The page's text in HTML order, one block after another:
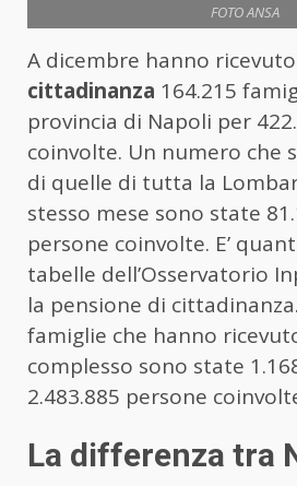
FOTO ANSA
A dicembre hanno
cittadinanza 164.215
provincia di Napoli per
coinvolte. Un numero che
di quelle di tutta la
stesso mese sono state
persone coinvolte. E’
tabelle dell’Osservatorio
la pensione di
famiglie che hanno
complesso sono state
2.483.885 persone
La differenza tra